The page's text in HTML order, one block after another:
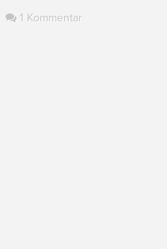
1 Kommentar